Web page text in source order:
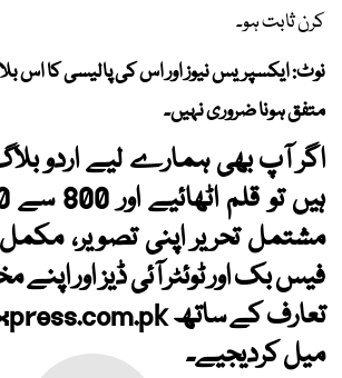
کرن ثابت ہو۔
نوٹ: ایکسپریس نیوز اور اس کی پالیسی کا اس
متفق ہونا ضروری نہیں۔
اگر آپ بھی ہمارے لیے اردو
مشتمل تحریر اپنی تصویر، مکمل
فیس بک اور ٹوئٹر آئی ڈیز اور
تعارف کے ساتھ
میل کردیجیے۔